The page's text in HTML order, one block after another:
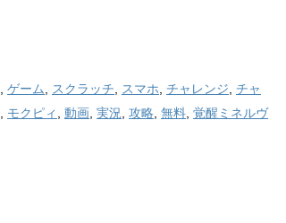
ゲーム スクラッチ スマホ チャレンジ チャ
モクピィ 動画 実況 攻略 無料 覚醒ミネルヴ